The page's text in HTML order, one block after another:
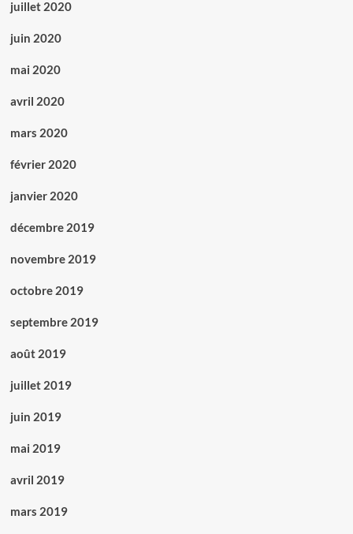
juillet 2020
juin 2020
mai 2020
avril 2020
mars 2020
février 2020
janvier 2020
décembre 2019
novembre 2019
octobre 2019
septembre 2019
août 2019
juillet 2019
juin 2019
mai 2019
avril 2019
mars 2019